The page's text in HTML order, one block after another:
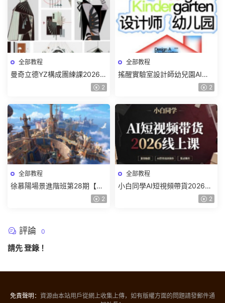
全部教程
曼奇立德YZ構成團練課2026年
8月已結課【畫質高清有課件】
2
全部教程
搖醒實驗室設計師幼兒園AI軟
件基礎課2025【畫質不錯有素
2
全部教程
徐慕陽場景進階班第28期【畫
2
全部教程
小白同學AI短視頻帶貨2026線
2
評論 0
請先登錄 ！
免責聲明： 資源由本站用戶從網上收集上傳，如有版權方面的問題請發郵件通